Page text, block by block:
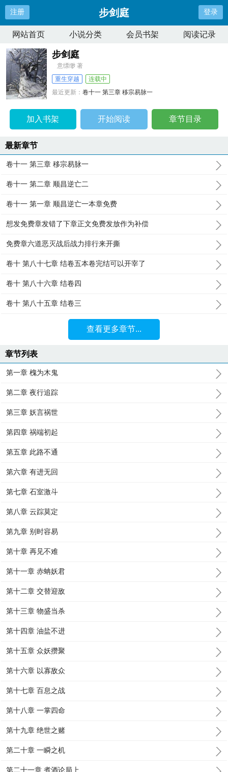
注册 步剑庭 登录
网站首页 小说分类 会员书架 阅读记录
步剑庭
意缥缈 著
重生穿越
连载中
最近更新：卷十一 第三章 移宗易脉一
加入书架 开始阅读 章节目录
最新章节
卷十一 第三章 移宗易脉一
卷十一 第二章 顺昌逆亡二
卷十一 第一章 顺昌逆亡一本章免费
想发免费章发错了下章正文免费发放作为补偿
免费章六道恶灭战后战力排行来开撕
卷十 第八十七章 结卷五本卷完结可以开宰了
卷十 第八十六章 结卷四
卷十 第八十五章 结卷三
查看更多章节...
章节列表
第一章 槐为木鬼
第二章 夜行追踪
第三章 妖言祸世
第四章 祸端初起
第五章 此路不通
第六章 有进无回
第七章 石室激斗
第八章 云踪莫定
第九章 别时容易
第十章 再见不难
第十一章 赤蚺妖君
第十二章 交替迎敌
第十三章 物盛当杀
第十四章 油盐不进
第十五章 众妖攒聚
第十六章 以寡敌众
第十七章 百息之战
第十八章 一掌四命
第十九章 绝世之赌
第二十章 一瞬之机
第二十一章 煮酒论局上